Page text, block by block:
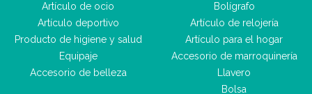
Artículo de ocio
Artículo deportivo
Producto de higiene y salud
Equipaje
Accesorio de belleza
Bolígrafo
Artículo de relojería
Artículo para el hogar
Accesorio de marroquinería
Llavero
Bolsa